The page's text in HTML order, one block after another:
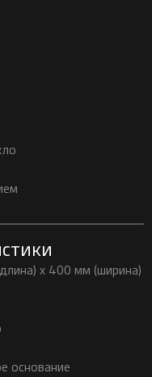
x 400 мм (ширина)
основание